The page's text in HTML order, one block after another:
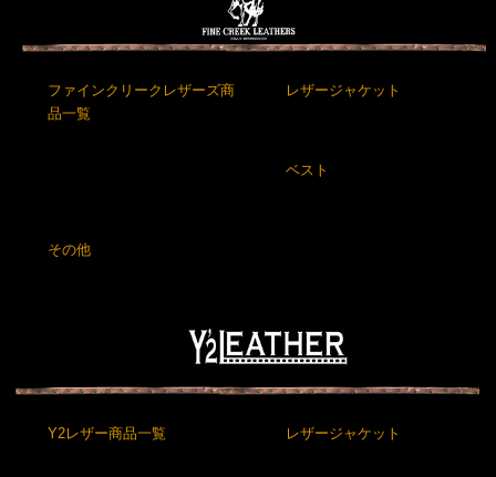
ファインクリークレザーズ商
品一覧
レザージャケット
ベスト
その他
Y2レザー商品一覧 レザージャケット